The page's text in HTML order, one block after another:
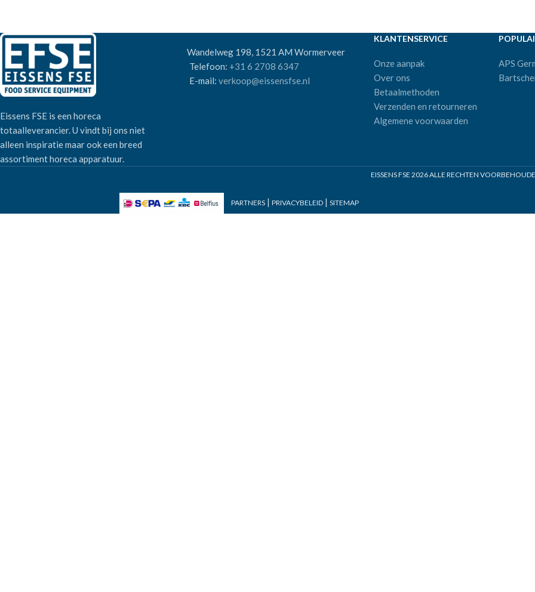
Eissens FSE is een horeca
totaalleverancier. U vindt bij ons niet
alleen inspiratie maar ook een breed
assortiment horeca apparatuur.
Wandelweg 198, 1521 AM Wormerveer
Telefoon: +31 6 2708 6347
E-mail: verkoop@eissensfse.nl
KLANTENSERVICE
Onze aanpak
Over ons
Betaalmethoden
Verzenden en retourneren
Algemene voorwaarden
APS
EISSENS FSE 2026 ALLE RECHTEN
PARTNERS | PRIVACYBELEID | SITEMAP